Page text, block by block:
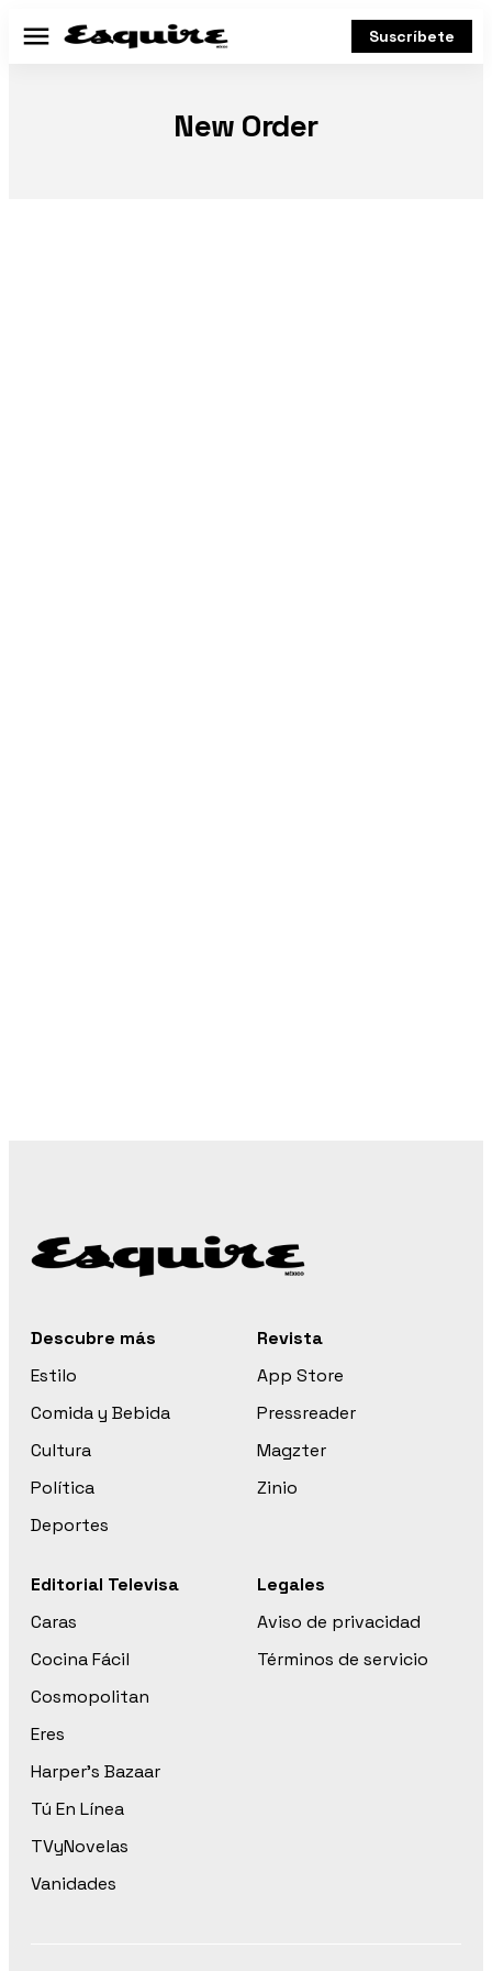
Menú Suscríbete
New Order
Descubre más
Estilo
Comida y Bebida
Cultura
Política
Deportes
Revista
App Store
Pressreader
Magzter
Zinio
Editorial Televisa
Caras
Cocina Fácil
Cosmopolitan
Eres
Harper’s Bazaar
Tú En Línea
TVyNovelas
Vanidades
Legales
Aviso de privacidad
Términos de servicio